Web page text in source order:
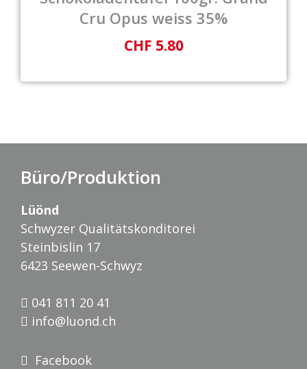
Cru Opus weiss 35%
CHF 5.80
Büro/Produktion
Lüönd
Schwyzer Qualitätskonditorei
Steinbislin 17
6423 Seewen-Schwyz
041 811 20 41
info@luond.ch
Facebook